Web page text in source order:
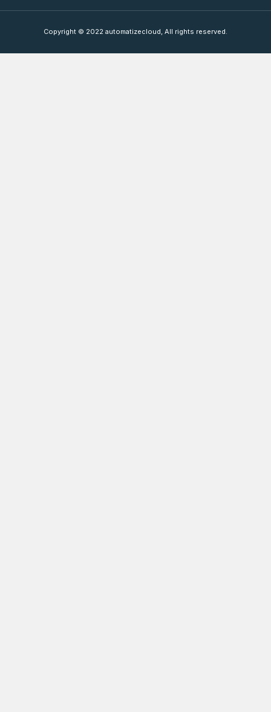
Copyright © 2022 automatizecloud, All rights reserved.